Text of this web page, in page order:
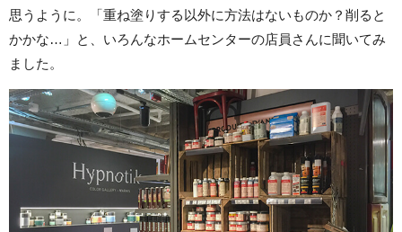
思うように。「重ね塗りする以外に方法はないものか？削ると
かかな…」と、いろんなホームセンターの店員さんに聞いてみ
ました。